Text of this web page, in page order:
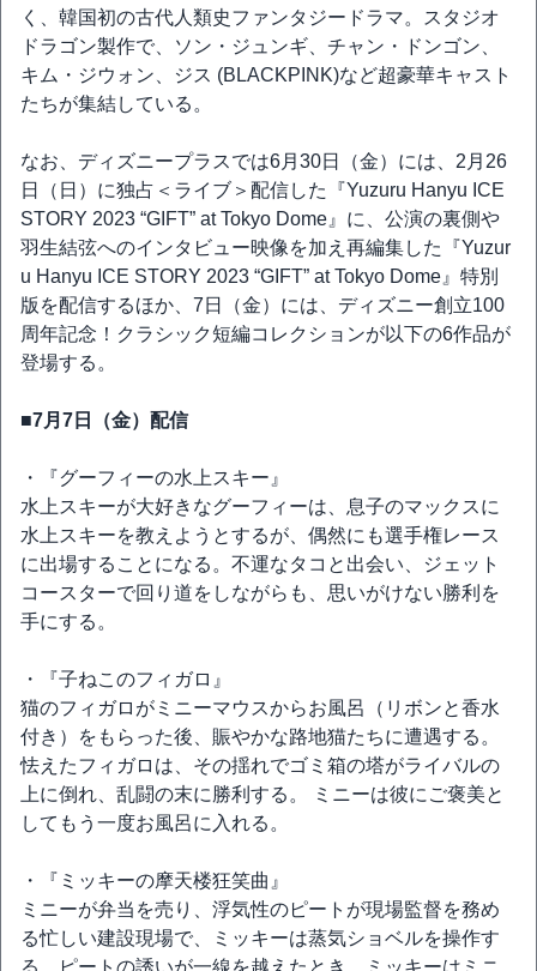
く、韓国初の古代人類史ファンタジードラマ。スタジオ
ドラゴン製作で、ソン・ジュンギ、チャン・ドンゴン、
キム・ジウォン、ジス (BLACKPINK)など超豪華キャスト
たちが集結している。
なお、ディズニープラスでは6月30日（金）には、2月26
日（日）に独占＜ライブ＞配信した『Yuzuru Hanyu ICE
STORY 2023 “GIFT” at Tokyo Dome』に、公演の裏側や
羽生結弦へのインタビュー映像を加え再編集した『Yuzur
u Hanyu ICE STORY 2023 “GIFT” at Tokyo Dome』特別
版を配信するほか、7日（金）には、ディズニー創立100
周年記念！クラシック短編コレクションが以下の6作品が
登場する。
■7月7日（金）配信
・『グーフィーの水上スキー』
水上スキーが大好きなグーフィーは、息子のマックスに
水上スキーを教えようとするが、偶然にも選手権レース
に出場することになる。不運なタコと出会い、ジェット
コースターで回り道をしながらも、思いがけない勝利を
手にする。
・『子ねこのフィガロ』
猫のフィガロがミニーマウスからお風呂（リボンと香水
付き）をもらった後、賑やかな路地猫たちに遭遇する。
怯えたフィガロは、その揺れでゴミ箱の塔がライバルの
上に倒れ、乱闘の末に勝利する。 ミニーは彼にご褒美と
してもう一度お風呂に入れる。
・『ミッキーの摩天楼狂笑曲』
ミニーが弁当を売り、浮気性のピートが現場監督を務め
る忙しい建設現場で、ミッキーは蒸気ショベルを操作す
る。ピートの誘いが一線を越えたとき、ミッキーはミニ